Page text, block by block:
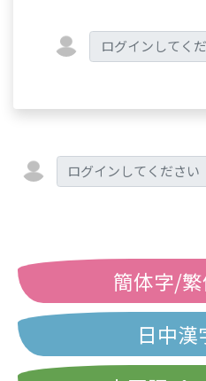
簡体字/
日中漢